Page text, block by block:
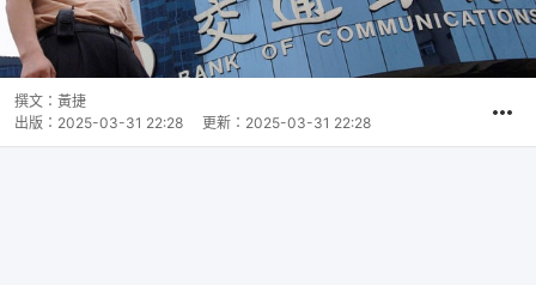
撰文： 黃捷
出版： 2025-03-31 22:28 更新： 2025-03-31 22:28